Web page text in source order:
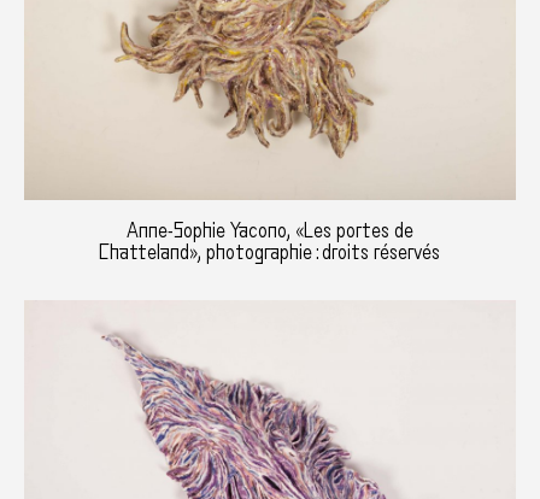
Anne-Sophie Yacono, «Les portes de
Chatteland», photographie : droits réservés